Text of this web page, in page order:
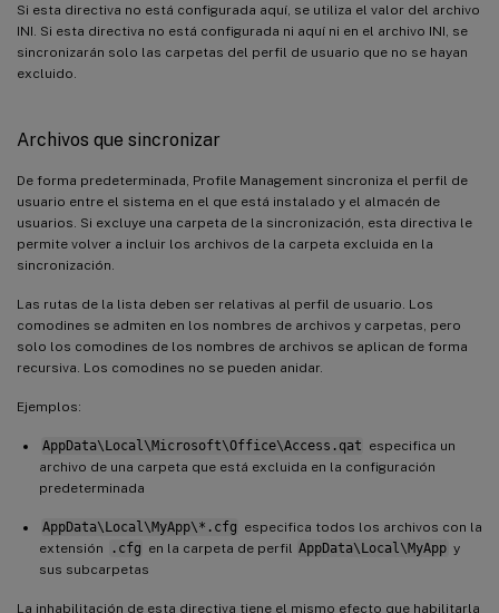
Si esta directiva no está configurada aquí, se utiliza el valor del archivo
INI. Si esta directiva no está configurada ni aquí ni en el archivo INI, se
sincronizarán solo las carpetas del perfil de usuario que no se hayan
excluido.
Archivos que sincronizar
De forma predeterminada, Profile Management sincroniza el perfil de
usuario entre el sistema en el que está instalado y el almacén de
usuarios. Si excluye una carpeta de la sincronización, esta directiva le
permite volver a incluir los archivos de la carpeta excluida en la
sincronización.
Las rutas de la lista deben ser relativas al perfil de usuario. Los
comodines se admiten en los nombres de archivos y carpetas, pero
solo los comodines de los nombres de archivos se aplican de forma
recursiva. Los comodines no se pueden anidar.
Ejemplos:
AppData\Local\Microsoft\Office\Access.qat especifica un
archivo de una carpeta que está excluida en la configuración
predeterminada
AppData\Local\MyApp\*.cfg especifica todos los archivos con la
extensión
.cfg en la carpeta de perfil AppData\Local\MyApp y
sus subcarpetas
La inhabilitación de esta directiva tiene el mismo efecto que habilitarla